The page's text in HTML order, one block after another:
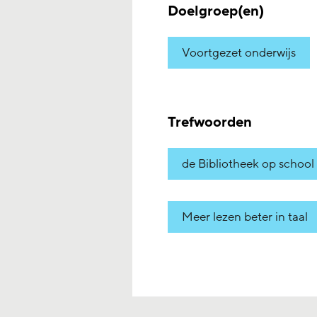
Doelgroep(en)
Voortgezet onderwijs
Trefwoorden
de Bibliotheek op school
Meer lezen beter in taal